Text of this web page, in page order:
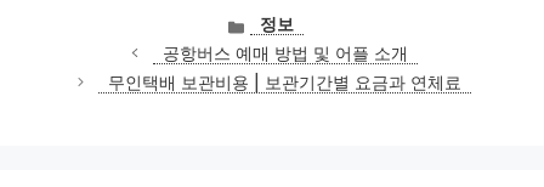
카
테
고
리
정보
공항버스 예매 방법 및 어플 소개
무인택배 보관비용 | 보관기간별 요금과 연체료